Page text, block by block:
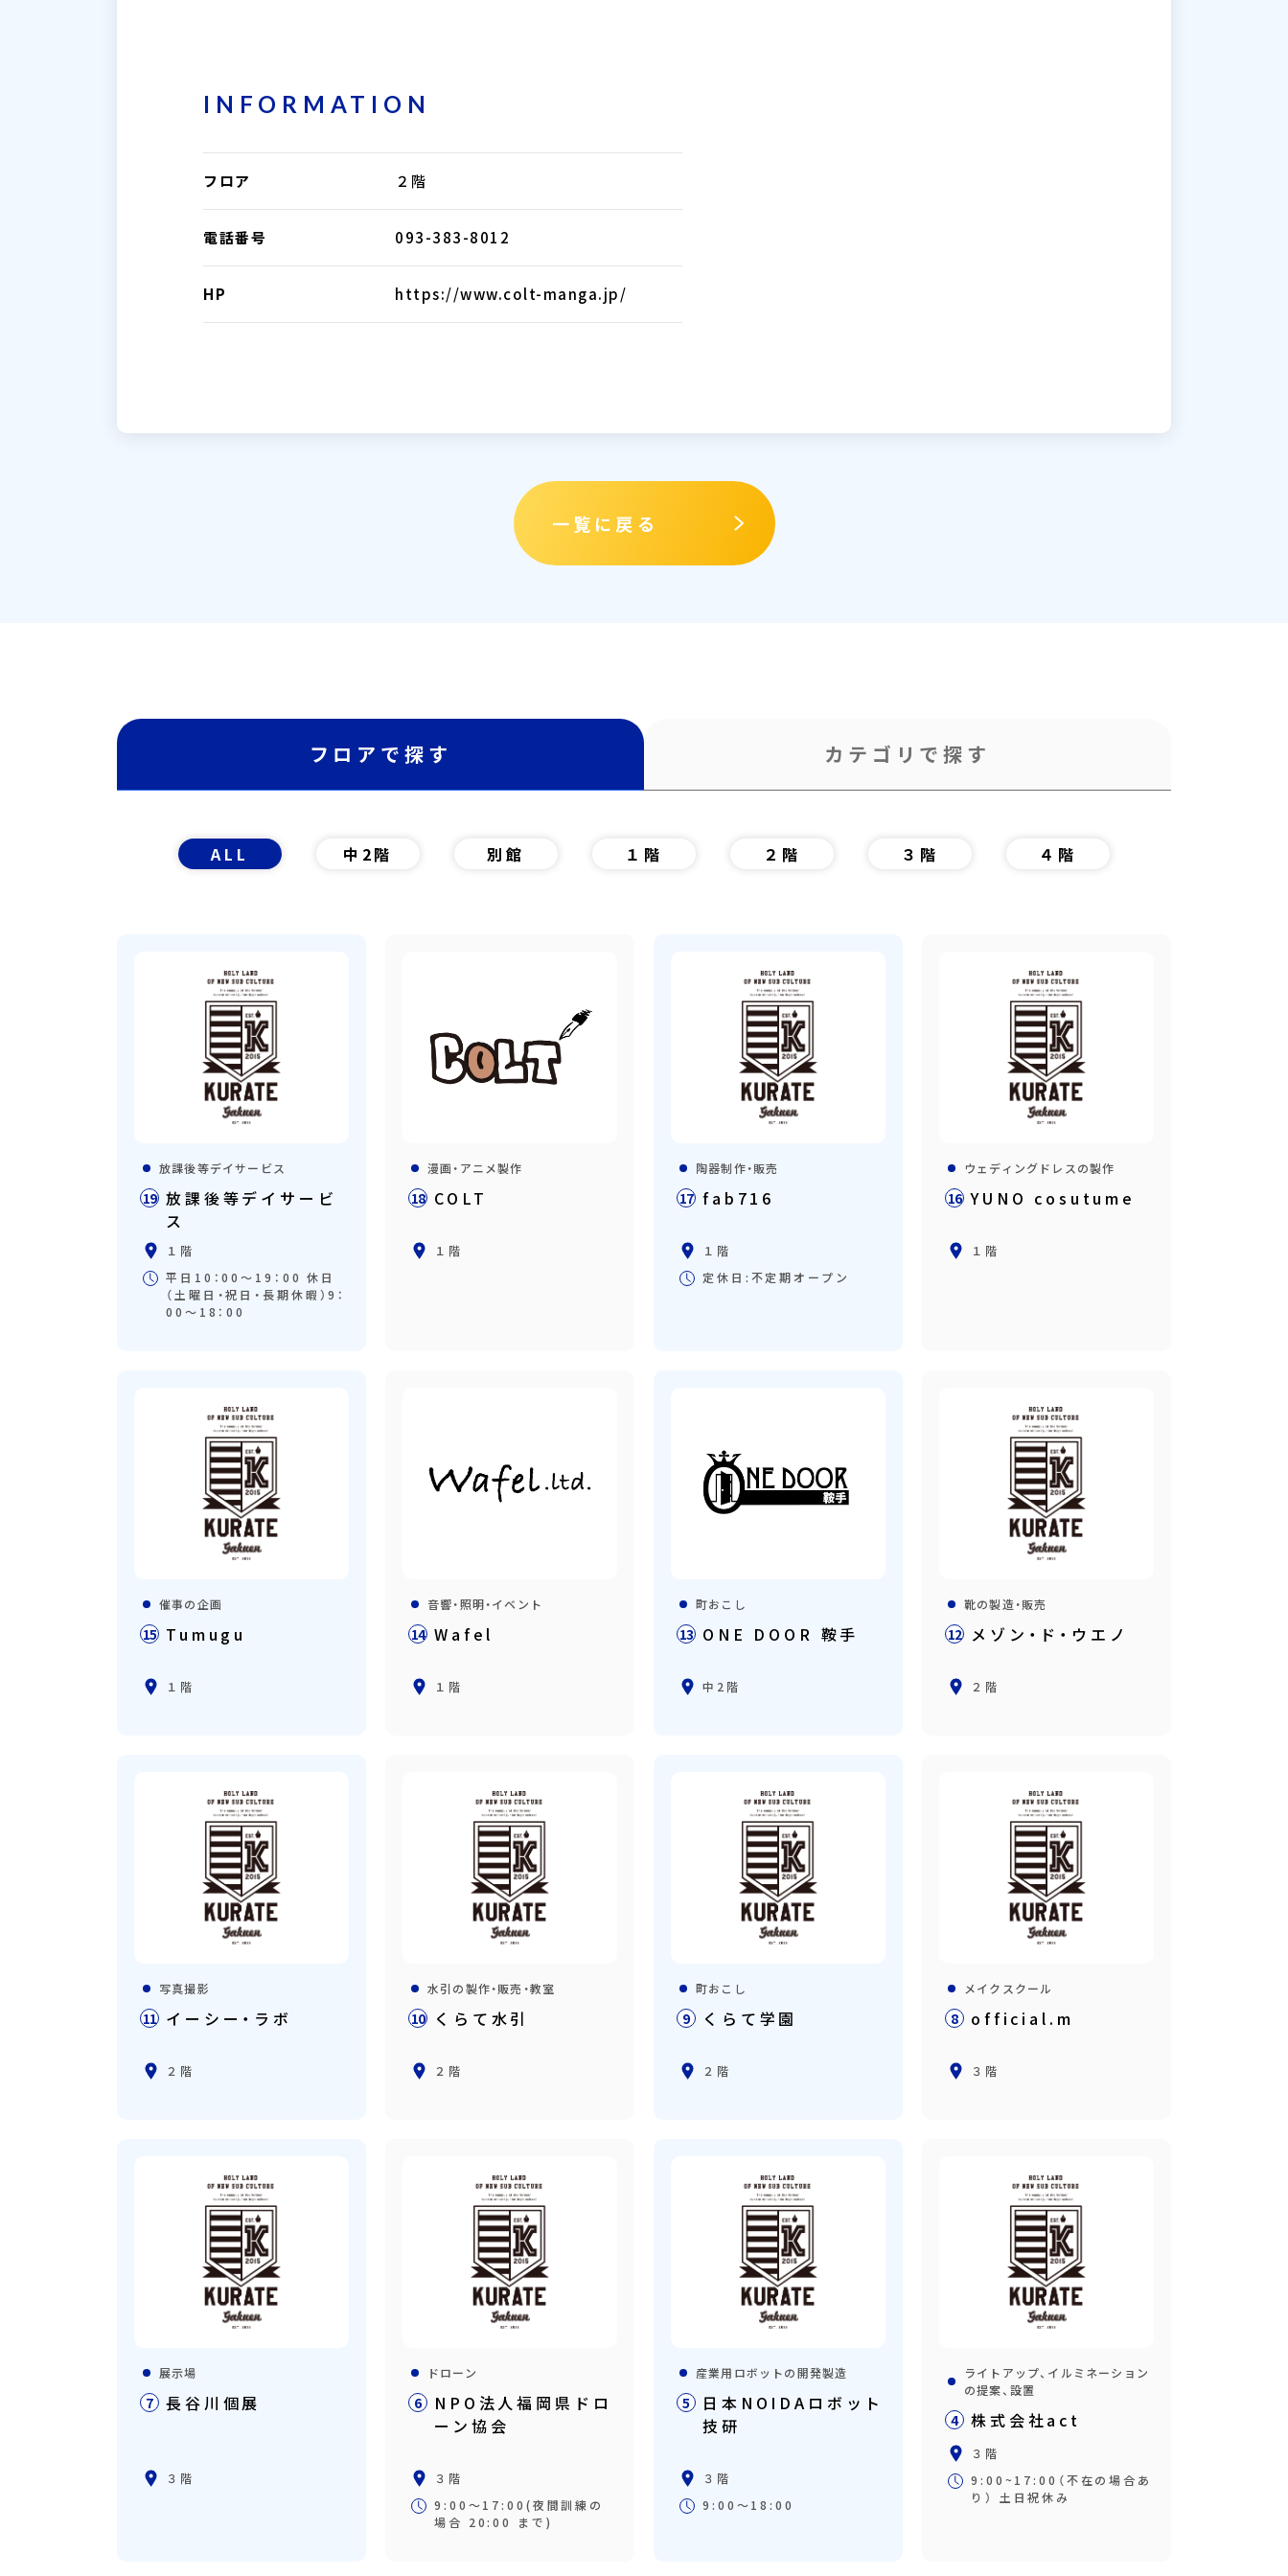
INFORMATION
フロア ２階
電話番号 093-383-8012
HP https://www.colt-manga.jp/
一覧に戻る
フロアで探す カテゴリで探す
ALL 中2階 別館 １階 ２階 ３階 ４階
放課後等デイサービス
19 放課後等デイサービ
ス
１階
平日10：00～19：00 休日
（土曜日・祝日・長期休暇）9：
00～18：00
漫画・アニメ製作
18 COLT
１階
陶器制作・販売
17 fab716
１階
定休日:不定期オープン
ウェディングドレスの製作
16 YUNO cosutume
１階
催事の企画
15 Tumugu
１階
音響・照明・イベント
14 Wafel
１階
町おこし
13 ONE DOOR 鞍手
中2階
靴の製造・販売
12 メゾン・ド・ウエノ
２階
写真撮影
11 イーシー・ラボ
２階
水引の製作・販売・教室
10 くらて水引
２階
町おこし
9 くらて学園
２階
メイクスクール
8 official.m
３階
展示場
7 長谷川個展
３階
ドローン
6
NPO法人福岡県ドロ
ーン協会
３階
9:00〜17:00(夜間訓練の
場合 20:00 まで)
産業用ロボットの開発製造
5
日本NOIDAロボット
技研
３階
9:00〜18:00
ライトアップ、イルミネーション
の提案、設置
4 株式会社act
３階
9:00~17:00（不在の場合あ
り） 土日祝休み